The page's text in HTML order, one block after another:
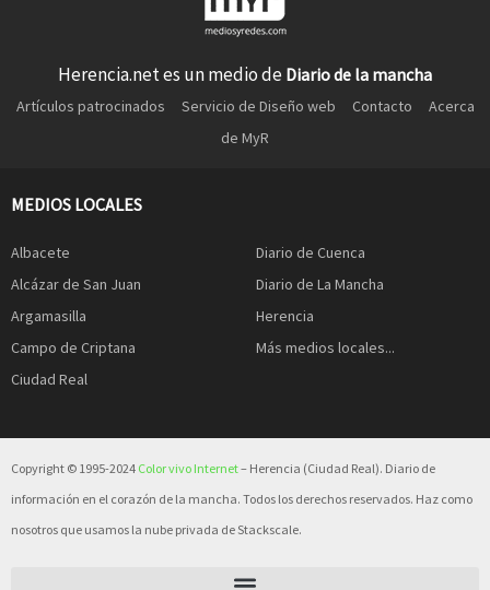
Herencia.net es un medio de Diario de la mancha
Artículos patrocinados Servicio de Diseño web Contacto
Acerca
de MyR
MEDIOS LOCALES
Albacete
Alcázar de San Juan
Argamasilla
Campo de Criptana
Ciudad Real
Diario de Cuenca
Diario de La Mancha
Herencia
Más medios locales...
Copyright © 1995-2024 Color vivo Internet– Herencia (Ciudad Real). Diario de
información en el corazón de la mancha. Todos los derechos reservados. Haz como
nosotros que usamos la nube privada de Stackscale.